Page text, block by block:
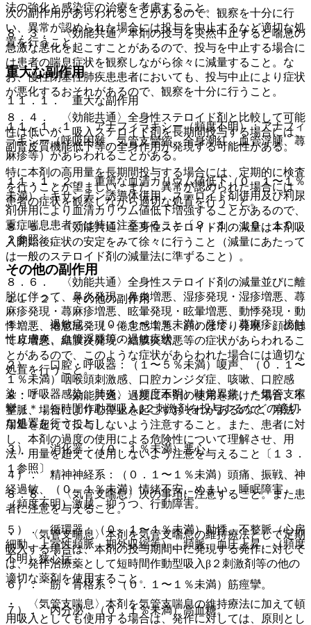
法の強化と感染症の治療を考慮すること。
８．３． 〈効能共通〉本剤の投与を突然中止すると喘息の
急激な悪化を起こすことがあるので、投与を中止する場合に
は患者の喘息症状を観察しながら徐々に減量すること。な
お、慢性閉塞性肺疾患患者においても、投与中止により症状
が悪化するおそれがあるので、観察を十分に行うこと。
８．４． 〈効能共通〉全身性ステロイド剤と比較して可能
性は低いが、吸入ステロイド剤を長期間投与する場合には、
副腎皮質機能低下等の全身作用が発現する可能性がある。
特に本剤の高用量を長期間投与する場合には、定期的に検査
を行うことが望ましい。また、異常が認められた場合には、
患者の症状を観察しながら適切な処置を行うこと。
８．５． 〈効能共通〉全身性ステロイド剤の減量は本剤吸
入開始後症状の安定をみて徐々に行うこと（減量にあたって
は一般のステロイド剤の減量法に準ずること）。
８．６． 〈効能共通〉全身性ステロイド剤の減量並びに離
脱に伴って、鼻炎発現・鼻炎増悪、湿疹発現・湿疹増悪、蕁
麻疹発現・蕁麻疹増悪、眩暈発現・眩暈増悪、動悸発現・動
悸増悪、倦怠感発現・倦怠感増悪、顔のほてり発現・顔のほ
てり増悪、結膜炎発現・結膜炎増悪等の症状があらわれるこ
とがあるので、このような症状があらわれた場合には適切な
処置を行うこと。
８．７． 〈効能共通〉過度に本剤の使用を続けた場合、不
整脈、場合により心停止を起こすおそれがあるので、用法・
用量を超えて投与しないよう注意すること。また、患者に対
し、本剤の過度の使用による危険性について理解させ、用
法・用量を超えて使用しないよう注意を与えること〔１３．
１参照〕。
８．８． 〈気管支喘息〉次の事項に注意すること。また患
者に注意を与えること。
・ 〈気管支喘息〉本剤を気管支喘息の維持療法として定期
吸入する場合は、本剤の投与期間中に発現する発作に対して
は、発作治療薬として短時間作動型吸入β２刺激剤等の他の
適切な薬剤を使用すること。
・ 〈気管支喘息〉本剤を気管支喘息の維持療法に加えて頓
用吸入としても使用する場合は、発作に対しては、原則とし
次の副作用があらわれることがあるので、観察を十分に行
い、異常が認められた場合には投与を中止するなど適切な処
置を行うこと。
重大な副作用
１１．１． 重大な副作用
１１．１．１． アナフィラキシー（頻度不明）：アナフィ
ラキシー（呼吸困難、気管支攣縮、全身潮紅、血管浮腫、蕁
麻疹等）があらわれることがある。
１１．１．２． 重篤な血清カリウム値低下（０．１〜１％
未満）：キサンチン誘導体併用、ステロイド剤併用及び利尿
剤併用により血清カリウム値低下増強することがあるので、
重症喘息患者では特に注意すること〔９．１．１０、１０．
２参照〕。
その他の副作用
１１．２． その他の副作用
１）． 過敏症：（０．１〜１％未満）発疹、蕁麻疹、接触
性皮膚炎、血管浮腫等の過敏症状。
２）． 口腔・呼吸器：（１〜５％未満）嗄声、（０．１〜
１％未満）咽喉頭刺激感、口腔カンジダ症、咳嗽、口腔感
染・呼吸器感染、肺炎、（頻度不明）味覚異常、＊気管支痙
攣［＊：短時間作動型吸入β２刺激剤を投与するなどの適切
な処置を行うこと］。
３）． 消化器：（０．１％未満）悪心。
４）． 精神神経系：（０．１〜１％未満）頭痛、振戦、神
経過敏、（０．１％未満）情緒不安、めまい、睡眠障害、
（頻度不明）激越、抑うつ、行動障害。
５）． 循環器：（０．１〜１％未満）動悸、不整脈（心房
細動、上室性頻脈、期外収縮等）、頻脈、血圧上昇、（頻度
不明）狭心症。
６）． 筋・骨格系：（０．１〜１％未満）筋痙攣。
７）． 内分泌：（０．１％未満）高血糖。